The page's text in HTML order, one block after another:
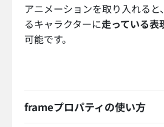
アニメーションを取り入れる
るキャラクターに走っている表
可能です。
frameプロパティの使い方